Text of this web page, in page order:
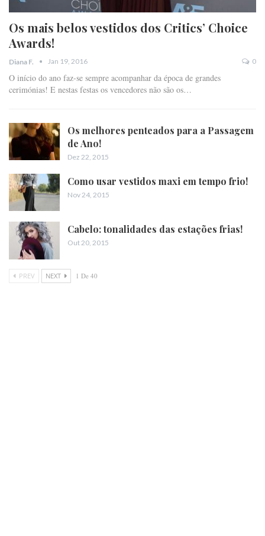
Os mais belos vestidos dos Critics’ Choice
Awards!
Diana F. Jan 19, 2016 0
O início do ano faz-se sempre acompanhar da época de grandes
cerimónias! E nestas festas os vencedores não são os…
Os melhores penteados para a Passagem
de Ano!
Dez 22, 2015
Como usar vestidos maxi em tempo frio!
Nov 24, 2015
Cabelo: tonalidades das estações frias!
Out 20, 2015
PREV NEXT 1 De 40